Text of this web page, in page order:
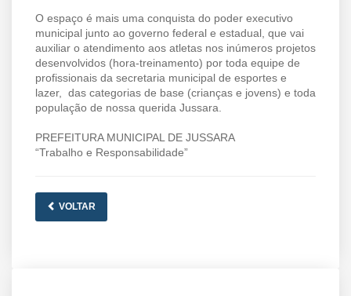
O espaço é mais uma conquista do poder executivo
municipal junto ao governo federal e estadual, que vai
auxiliar o atendimento aos atletas nos inúmeros projetos
desenvolvidos (hora-treinamento) por toda equipe de
profissionais da secretaria municipal de esportes e
lazer, das categorias de base (crianças e jovens) e toda
população de nossa querida Jussara.
PREFEITURA MUNICIPAL DE JUSSARA
“Trabalho e Responsabilidade”
VOLTAR